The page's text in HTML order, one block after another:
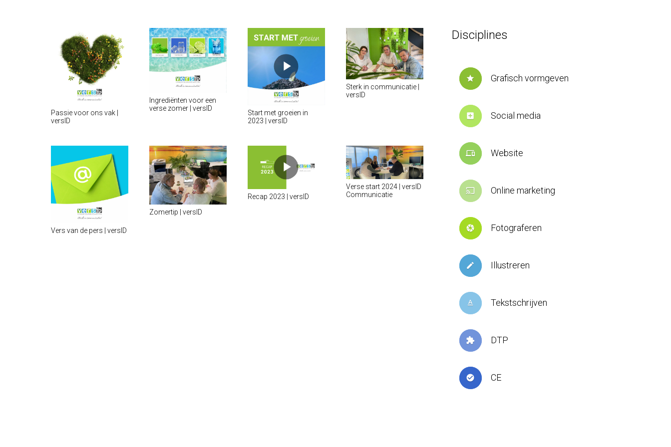
Passie voor ons vak |
versID
Ingrediënten voor een
verse zomer | versID
Start met groeien in
2023 | versID
Sterk in communicatie |
versID
Vers van de pers | versID
Zomertip | versID
Recap 2023 | versID
Verse start 2024 | versID
Communicatie
Disciplines
star Grafisch vormgeven
add_box Social media
devices Website
cast Online marketing
camera Fotograferen
create Illustreren
text_format Tekstschrijven
extension DTP
check_circle CE